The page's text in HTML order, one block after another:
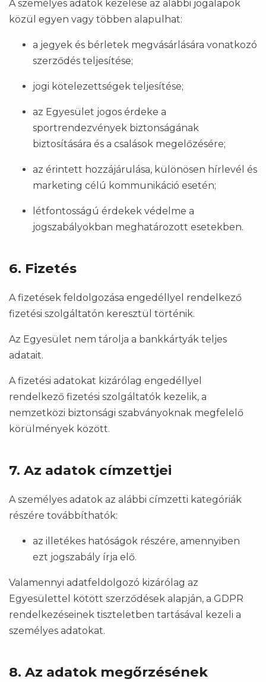
A személyes adatok kezelése az alábbi jogalapok
közül egyen vagy többen alapulhat:
a jegyek és bérletek megvásárlására vonatkozó
szerződés teljesítése;
jogi kötelezettségek teljesítése;
az Egyesület jogos érdeke a
sportrendezvények biztonságának
biztosítására és a csalások megelőzésére;
az érintett hozzájárulása, különösen hírlevél és
marketing célú kommunikáció esetén;
létfontosságú érdekek védelme a
jogszabályokban meghatározott esetekben.
6. Fizetés
A fizetések feldolgozása engedéllyel rendelkező
fizetési szolgáltatón keresztül történik.
Az Egyesület nem tárolja a bankkártyák teljes
adatait.
A fizetési adatokat kizárólag engedéllyel
rendelkező fizetési szolgáltatók kezelik, a
nemzetközi biztonsági szabványoknak megfelelő
körülmények között.
7. Az adatok címzettjei
A személyes adatok az alábbi címzetti kategóriák
részére továbbíthatók:
az illetékes hatóságok részére, amennyiben
ezt jogszabály írja elő.
Valamennyi adatfeldolgozó kizárólag az
Egyesülettel kötött szerződések alapján, a GDPR
rendelkezéseinek tiszteletben tartásával kezeli a
személyes adatokat.
8. Az adatok megőrzésének